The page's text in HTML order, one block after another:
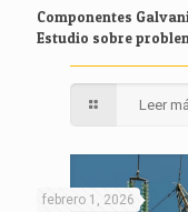
Componentes
Estudio sobre
Leer
febrero 1, 2026